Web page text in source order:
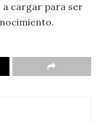
cargar para ser